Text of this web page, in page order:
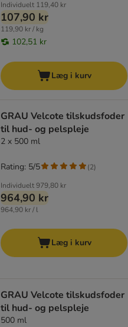
Individuelt 119,40 kr
107,90 kr
119,90 kr / kg
102,51 kr
Læg i kurv
GRAU Velcote tilskudsfoder
til hud- og pelspleje
2 x 500 ml
Individuelt979,80 kr
964,90 kr
964,90 kr / l
Rating: 5/5 (2)
Læg i kurv
GRAU Velcote tilskudsfoder
til hud- og pelspleje
500 ml